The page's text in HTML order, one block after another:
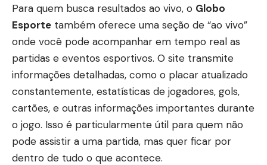
Para quem busca resultados ao vivo, o Globo
Esporte também oferece uma seção de “ao vivo”
onde você pode acompanhar em tempo real as
partidas e eventos esportivos. O site transmite
informações detalhadas, como o placar atualizado
constantemente, estatísticas de jogadores, gols,
cartões, e outras informações importantes durante
o jogo. Isso é particularmente útil para quem não
pode assistir a uma partida, mas quer ficar por
dentro de tudo o que acontece.